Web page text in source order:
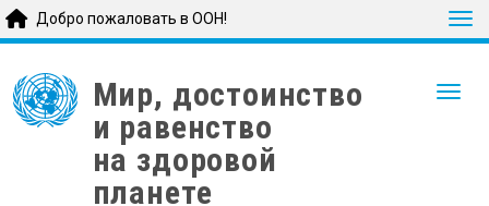
main
content
Добро пожаловать в ООН!
Мир, достоинство
и равенство
на здоровой
планете